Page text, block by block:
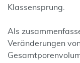
Klassensprung.
Als
Veränderungen